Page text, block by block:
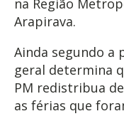
na Região
Arapirava.
Ainda segundo a
geral determina
PM redistribua
as férias que